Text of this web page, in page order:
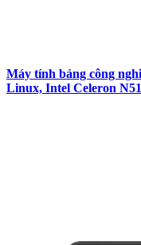
Máy tính bảng công
Linux, Intel Celeron